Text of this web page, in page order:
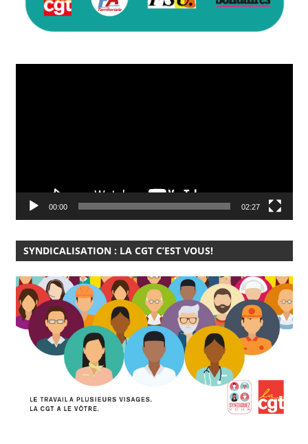
00:00 02:27
SYNDICALISATION : LA CGT C’EST VOUS!